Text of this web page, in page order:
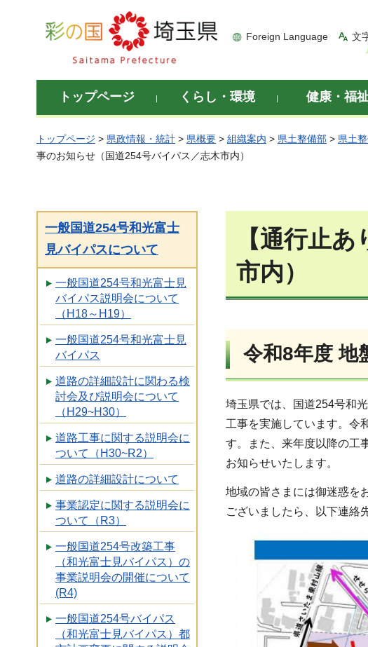
彩の国 埼玉県
Foreign Language 文
トップページ くらし・環境 健康・福
トップページ > 県政情報・統計 > 県概要 > 組織案内 > 県土整備部 > 県土
事のお知らせ（国道254号バイパス／志木市内）
一般国道254号和光富士
見バイパスについて
一般国道254号和光富士見
バイパス説明会について
（H18～H19）
一般国道254号和光富士見
バイパス
道路の詳細設計に関わる検
討会及び説明会について
（H29~H30）
道路工事に関する説明会に
ついて（H30~R2）
道路の詳細設計について
事業認定に関する説明会に
ついて（R3）
一般国道254号改築工事
（和光富士見バイパス）の
事業説明会の開催について
(R4)
一般国道254号バイパス
（和光富士見バイパス）都
【通行止
市内）
令和8年度 地
埼玉県では、国道254号和
工事を実施しています。令
す。また、来年度以降の工
お知らせいたします。
地域の皆さまには御迷惑を
ございましたら、以下連絡